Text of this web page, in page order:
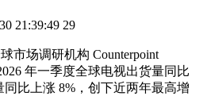
21:39:49 29
市场调研机构 Counterpoint
年一季度全球电视出货量同比
比上涨 8%，创下近两年最高增